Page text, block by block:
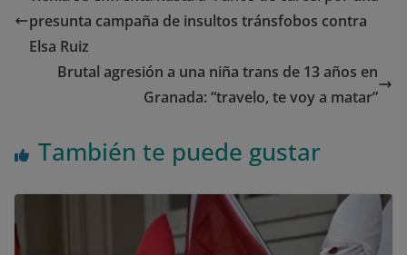
presunta campaña de insultos tránsfobos contra
Elsa Ruiz
Brutal agresión a una niña trans de 13 años en
Granada: “travelo, te voy a matar”
También te puede gustar